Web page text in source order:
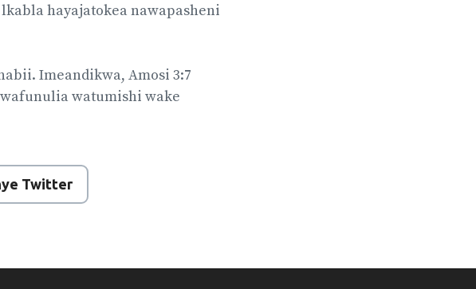
hayajatokea nawapasheni
Imeandikwa, Amosi 3:7
watumishi wake
Twitter